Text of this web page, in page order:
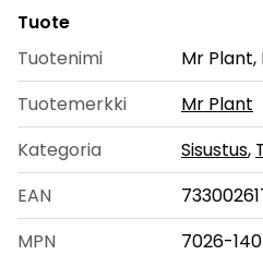
Tuote
Tuotenimi
Mr Plant,
Tuotemerkki
Mr Plant
Kategoria
Sisustus,
EAN
MPN
7026-140